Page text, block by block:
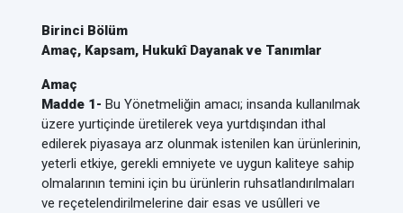
Birinci Bölüm
Amaç, Kapsam, Hukukî Dayanak ve Tanımlar
Amaç
Madde 1- Bu Yönetmeliğin amacı; insanda kullanılmak
üzere yurtiçinde üretilerek veya yurtdışından ithal
edilerek piyasaya arz olunmak istenilen kan ürünlerinin,
yeterli etkiye, gerekli emniyete ve uygun kaliteye sahip
olmalarının temini için bu ürünlerin ruhsatlandırılmaları
ve reçetelendirilmelerine dair esas ve usûlleri ve